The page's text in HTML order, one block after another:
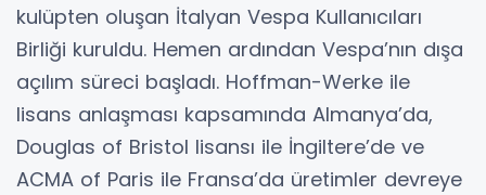
kulüpten oluşan İtalyan Vespa Kullanıcıları
Birliği kuruldu. Hemen ardından Vespa’nın dışa
açılım süreci başladı. Hoffman-Werke ile
lisans anlaşması kapsamında Almanya’da,
Douglas of Bristol lisansı ile İngiltere’de ve
ACMA of Paris ile Fransa’da üretimler devreye